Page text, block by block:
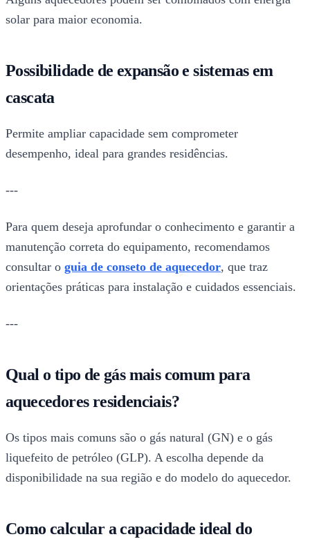
solar para maior economia.
Possibilidade de expansão e sistemas em
cascata
Permite ampliar capacidade sem comprometer
desempenho, ideal para grandes residências.
---
Para quem deseja aprofundar o conhecimento e garantir a
manutenção correta do equipamento, recomendamos
consultar o guia de conseto de aquecedor, que traz
orientações práticas para instalação e cuidados essenciais.
---
Qual o tipo de gás mais comum para
aquecedores residenciais?
Os tipos mais comuns são o gás natural (GN) e o gás
liquefeito de petróleo (GLP). A escolha depende da
disponibilidade na sua região e do modelo do aquecedor.
Como calcular a capacidade ideal do